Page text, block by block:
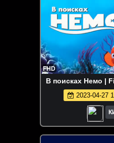
FHD
В поисках Немо |
2023-04-27